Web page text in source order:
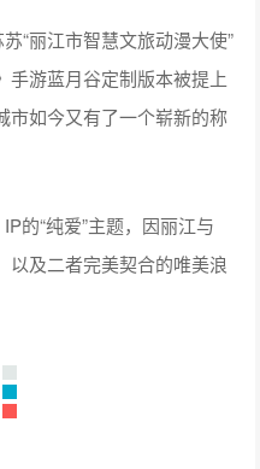
市如今又有了一个崭新的称
的“纯爱”主题，因丽江与
外，杭州与扬州也曾先后与